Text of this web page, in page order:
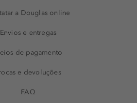
a Douglas online
Envios e entregas
de pagamento
e devoluções
FAQ